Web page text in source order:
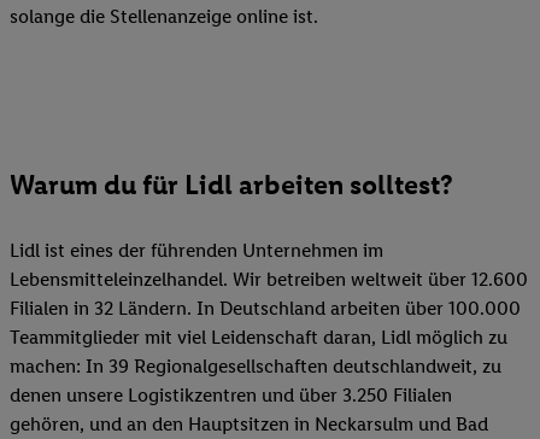
solange die Stellenanzeige online ist.
Warum du für Lidl arbeiten solltest?
Lidl ist eines der führenden Unternehmen im
Lebensmitteleinzelhandel. Wir betreiben weltweit über 12.600
Filialen in 32 Ländern. In Deutschland arbeiten über 100.000
Teammitglieder mit viel Leidenschaft daran, Lidl möglich zu
machen: In 39 Regionalgesellschaften deutschlandweit, zu
denen unsere Logistikzentren und über 3.250 Filialen
gehören, und an den Hauptsitzen in Neckarsulm und Bad